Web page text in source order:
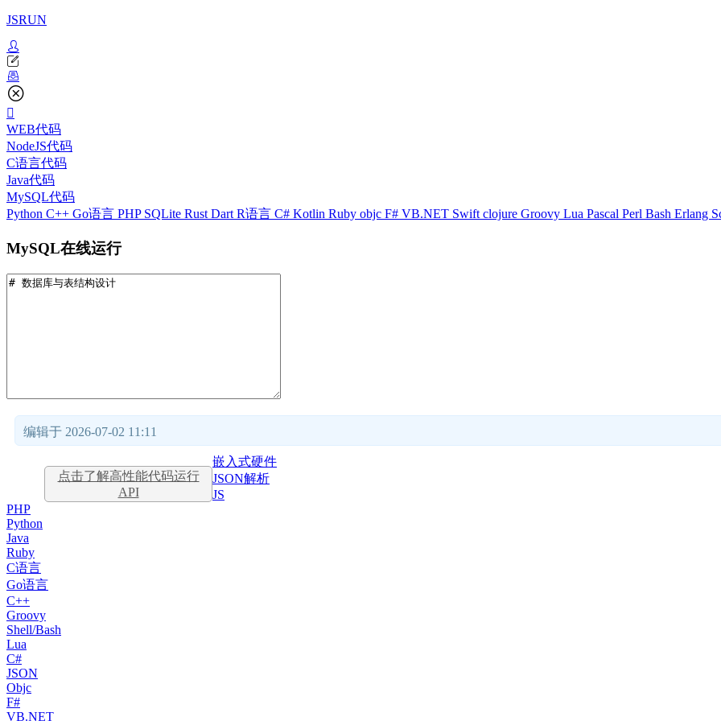
JSRUN
WEB代码
NodeJS代码
C语言代码
Java代码
MySQL代码
Python C++ Go语言 PHP SQLite Rust Dart R语言 C# Kotlin Ruby objc F# VB.NET Swift clojure Groovy Lua Pascal Perl Bash Erlang
MySQL在线运行
编辑于 2026-07-02 11:11
点击了解高性能代码运行
API
嵌入式硬件
JSON解析
JS
PHP
Python
Java
Ruby
C语言
Go语言
C++
Groovy
Shell/Bash
Lua
C#
JSON
Objc
F#
VB.NET